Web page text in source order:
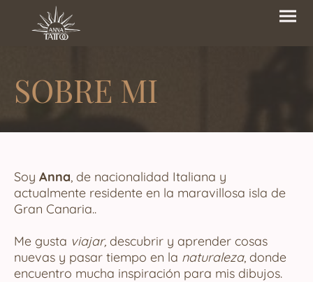
SOBRE MI
Soy Anna , de nacionalidad Italiana y
actualmente residente en la maravillosa isla de
Gran Canaria..
Me gusta viajar, descubrir y aprender cosas
nuevas y pasar tiempo en la naturaleza, donde
encuentro mucha inspiración para mis dibujos.